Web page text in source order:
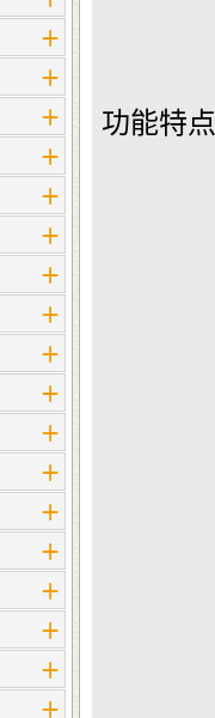
功能特点